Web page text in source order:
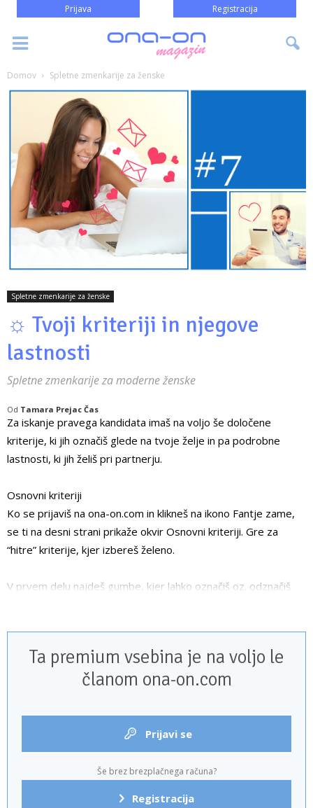
Prijava Registracija
Domov Spletne zmenkarije za ženske
Spletne zmenkarije za ženske
☼ Tvoji kriteriji in njegove
lastnosti
Spletne zmenkarije za moderne ženske
Od Tamara Prejac Čas
Za iskanje pravega kandidata imaš na voljo še določene
kriterije, ki jih označiš glede na tvoje želje in pa podrobne
lastnosti, ki jih želiš pri partnerju.
Osnovni kriteriji
Ko se prijaviš na ona-on.com in klikneš na ikono Fantje zame,
se ti na desni strani prikaže okvir Osnovni kriteriji. Gre za
“hitre” kriterije, kjer izbereš želeno.
V prvem delu najdeš gumbe, kjer lahko označiš oz. odznačiš
Ta premium vsebina je na voljo le
članom ona-on.com
Prijavi se
Še brez brezplačnega računa?
Registracija